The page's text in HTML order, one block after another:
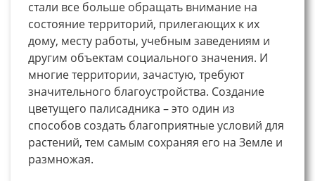
стали все больше обращать внимание на
состояние территорий, прилегающих к их
дому, месту работы, учебным заведениям и
другим объектам социального значения. И
многие территории, зачастую, требуют
значительного благоустройства. Создание
цветущего палисадника – это один из
способов создать благоприятные условий для
растений, тем самым сохраняя его на Земле и
размножая.